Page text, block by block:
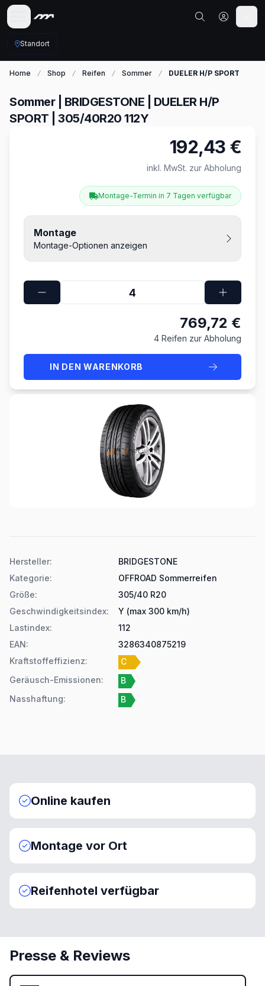
Standort
Home Shop Reifen Sommer DUELER H/P SPORT
Sommer | BRIDGESTONE | DUELER H/P
SPORT | 305/40R20 112Y
192,43 €
inkl. MwSt. zur Abholung
Montage-Termin in 7 Tagen verfügbar
Montage
Montage-Optionen anzeigen
769,72 €
4 Reifen zur Abholung
IN DEN WARENKORB
Hersteller:
BRIDGESTONE
Kategorie:
OFFROAD Sommerreifen
Größe:
305/40 R20
Geschwindigkeitsindex:
Y (max 300 km/h)
Lastindex:
112
EAN:
3286340875219
Kraftstoffeffizienz:
C
Geräusch-Emissionen:
B
Nasshaftung: B
Online kaufen
Montage vor Ort
Reifenhotel verfügbar
Presse & Reviews